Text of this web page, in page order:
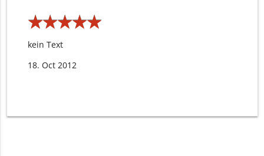
★★★★★
★★★★★
kein Text
18. Oct 2012